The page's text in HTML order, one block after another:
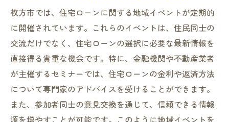
枚方市では、住宅ローンに関する地域イベントが定期的
に開催されています。これらのイベントは、住民同士の
交流だけでなく、住宅ローンの選択に必要な最新情報を
直接得る貴重な機会です。特に、金融機関や不動産業者
が主催するセミナーでは、住宅ローンの金利や返済方法
について専門家のアドバイスを受けることができます。
また、参加者同士の意見交換を通じて、信頼できる情報
源を増やすことが可能です。このように地域イベントを